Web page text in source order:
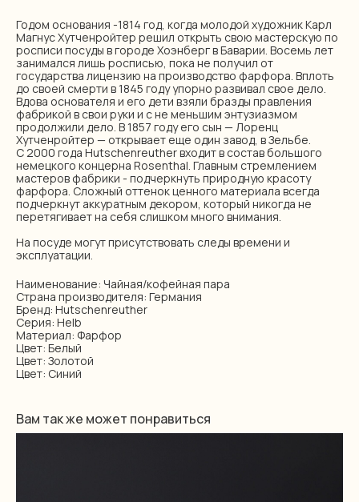
Годом основания -1814 год, когда молодой художник Карл
Магнус Хутченройтер решил открыть свою мастерскую по
росписи посуды в городе Хоэнберг в Баварии. Восемь лет
занимался лишь росписью, пока не получил от
государства лицензию на производство фарфора. Вплоть
до своей смерти в 1845 году упорно развивал свое дело.
Вдова основателя и его дети взяли бразды правления
фабрикой в свои руки и с не меньшим энтузиазмом
продолжили дело. В 1857 году его сын — Лоренц
Хутченройтер — открывает еще один завод, в Зельбе.
С 2000 года Hutschenreuther входит в состав большого
немецкого концерна Rosenthal. Главным стремлением
мастеров фабрики - подчеркнуть природную красоту
фарфора. Сложный оттенок ценного материала всегда
подчеркнут аккуратным декором, который никогда не
перетягивает на себя слишком много внимания.
На посуде могут присутствовать следы времени и
эксплуатации.
Наименование: Чайная/кофейная пара
Страна производителя: Германия
Бренд: Hutschenreuther
Серия: Helb
Материал: Фарфор
Цвет: Белый
Цвет: Золотой
Цвет: Синий
Вам так же может понравиться